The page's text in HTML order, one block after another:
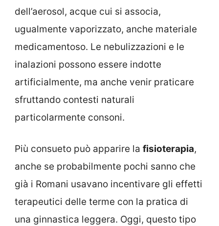
dell’aerosol, acque cui si associa,
ugualmente vaporizzato, anche materiale
medicamentoso. Le nebulizzazioni e le
inalazioni possono essere indotte
artificialmente, ma anche venir praticare
sfruttando contesti naturali
particolarmente consoni.
Più consueto può apparire la fisioterapia,
anche se probabilmente pochi sanno che
già i Romani usavano incentivare gli effetti
terapeutici delle terme con la pratica di
una ginnastica leggera. Oggi, questo tipo